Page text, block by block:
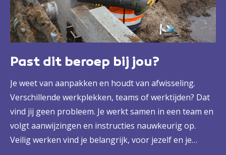
Past dit beroep bij jou?
Je weet van aanpakken en houdt van afwisseling.
Verschillende werkplekken, teams of werktijden? Dat
vind jij geen probleem. Je werkt samen in een team en
volgt aanwijzingen en instructies nauwkeurig op.
Veilig werken vind je belangrijk, voor jezelf en je